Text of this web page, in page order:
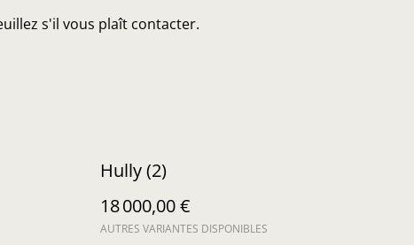
s'il vous plaît contacter.
Hully (2)
18 000,00 €
AUTRES VARIANTES DISPONIBLES